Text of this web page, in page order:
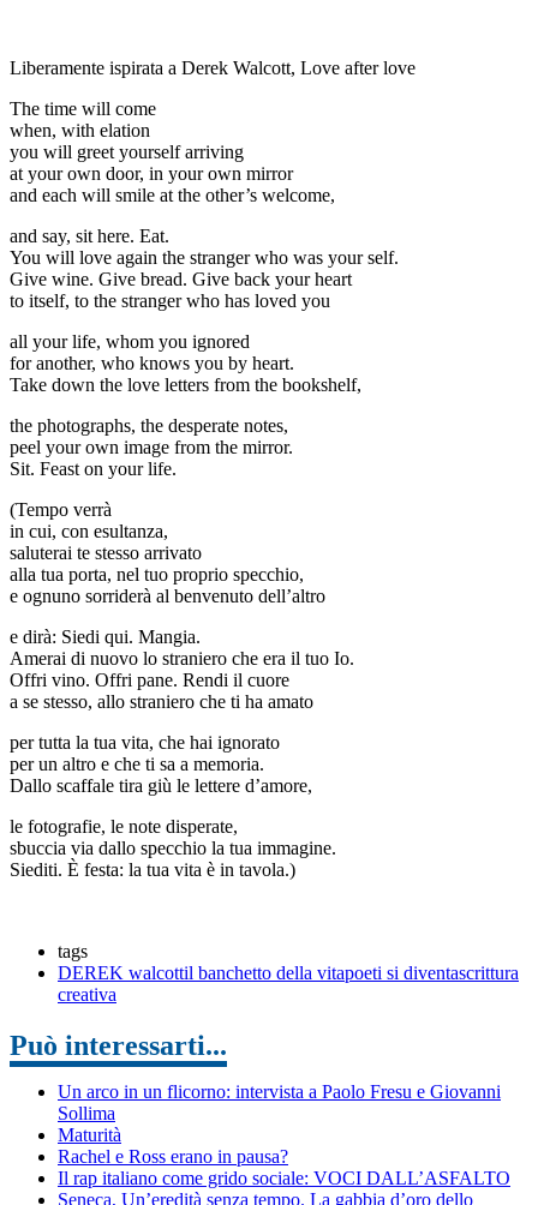
Liberamente ispirata a Derek Walcott, Love after love
The time will come
when, with elation
you will greet yourself arriving
at your own door, in your own mirror
and each will smile at the other’s welcome,
and say, sit here. Eat.
You will love again the stranger who was your self.
Give wine. Give bread. Give back your heart
to itself, to the stranger who has loved you
all your life, whom you ignored
for another, who knows you by heart.
Take down the love letters from the bookshelf,
the photographs, the desperate notes,
peel your own image from the mirror.
Sit. Feast on your life.
(Tempo verrà
in cui, con esultanza,
saluterai te stesso arrivato
alla tua porta, nel tuo proprio specchio,
e ognuno sorriderà al benvenuto dell’altro
e dirà: Siedi qui. Mangia.
Amerai di nuovo lo straniero che era il tuo Io.
Offri vino. Offri pane. Rendi il cuore
a se stesso, allo straniero che ti ha amato
per tutta la tua vita, che hai ignorato
per un altro e che ti sa a memoria.
Dallo scaffale tira giù le lettere d’amore,
le fotografie, le note disperate,
sbuccia via dallo specchio la tua immagine.
Siediti. È festa: la tua vita è in tavola.)
tags
DEREK walcottil banchetto della vitapoeti si diventascrittura
creativa
Può interessarti...
Un arco in un flicorno: intervista a Paolo Fresu e Giovanni
Sollima
Maturità
Rachel e Ross erano in pausa?
Il rap italiano come grido sociale: VOCI DALL’ASFALTO
Seneca, Un’eredità senza tempo. La gabbia d’oro dello